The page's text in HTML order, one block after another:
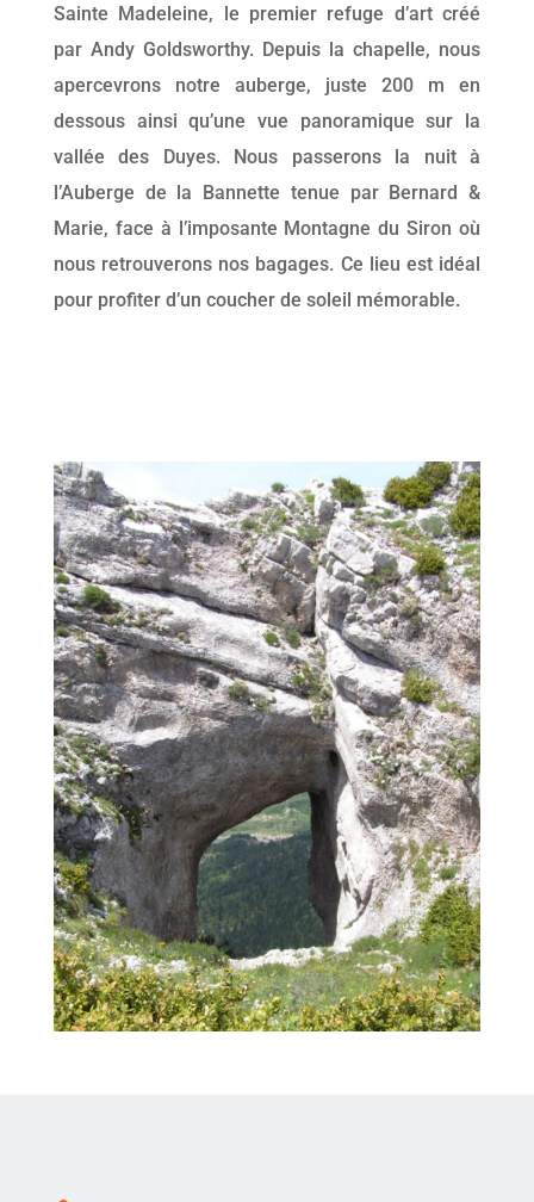
Sainte Madeleine, le premier refuge d’art créé
par Andy Goldsworthy. Depuis la chapelle, nous
apercevrons notre auberge, juste 200 m en
dessous ainsi qu’une vue panoramique sur la
vallée des Duyes. Nous passerons la nuit à
l’Auberge de la Bannette tenue par Bernard &
Marie, face à l’imposante Montagne du Siron où
nous retrouverons nos bagages. Ce lieu est idéal
pour profiter d’un coucher de soleil mémorable.